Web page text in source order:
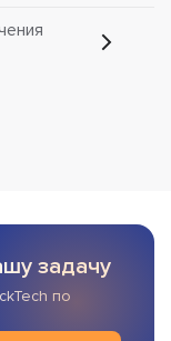
задачу
по